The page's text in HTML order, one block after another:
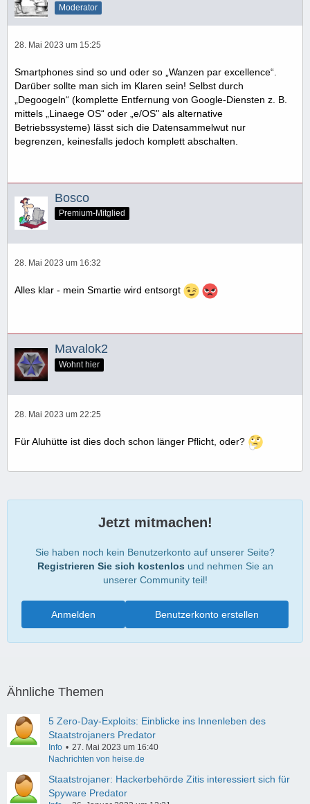
Moderator
28. Mai 2023 um 15:25
Smartphones sind so und oder so „Wanzen par excellence“.
Darüber sollte man sich im Klaren sein! Selbst durch
„Degoogeln“ (komplette Entfernung von Google-Diensten z. B.
mittels „Linaege OS“ oder „e/OS" als alternative
Betriebssysteme) lässt sich die Datensammelwut nur
begrenzen, keinesfalls jedoch komplett abschalten.
Bosco
Premium-Mitglied
28. Mai 2023 um 16:32
Alles klar - mein Smartie wird entsorgt
Mavalok2
Wohnt hier
28. Mai 2023 um 22:25
Für Aluhütte ist dies doch schon länger Pflicht, oder?
Jetzt mitmachen!
Sie haben noch kein Benutzerkonto auf unserer Seite?
Registrieren Sie sich kostenlos und nehmen Sie an
unserer Community teil!
Benutzerkonto erstellen
Anmelden
Ähnliche Themen
5 Zero-Day-Exploits: Einblicke ins Innenleben des
Staatstrojaners Predator
Info
27. Mai 2023 um 16:40
Nachrichten von heise.de
Staatstrojaner: Hackerbehörde Zitis interessiert sich für
Spyware Predator